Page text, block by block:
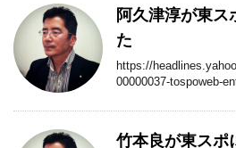
阿久津淳が東ス
た
https://
00000037-tospoweb-
竹本良が東スポ